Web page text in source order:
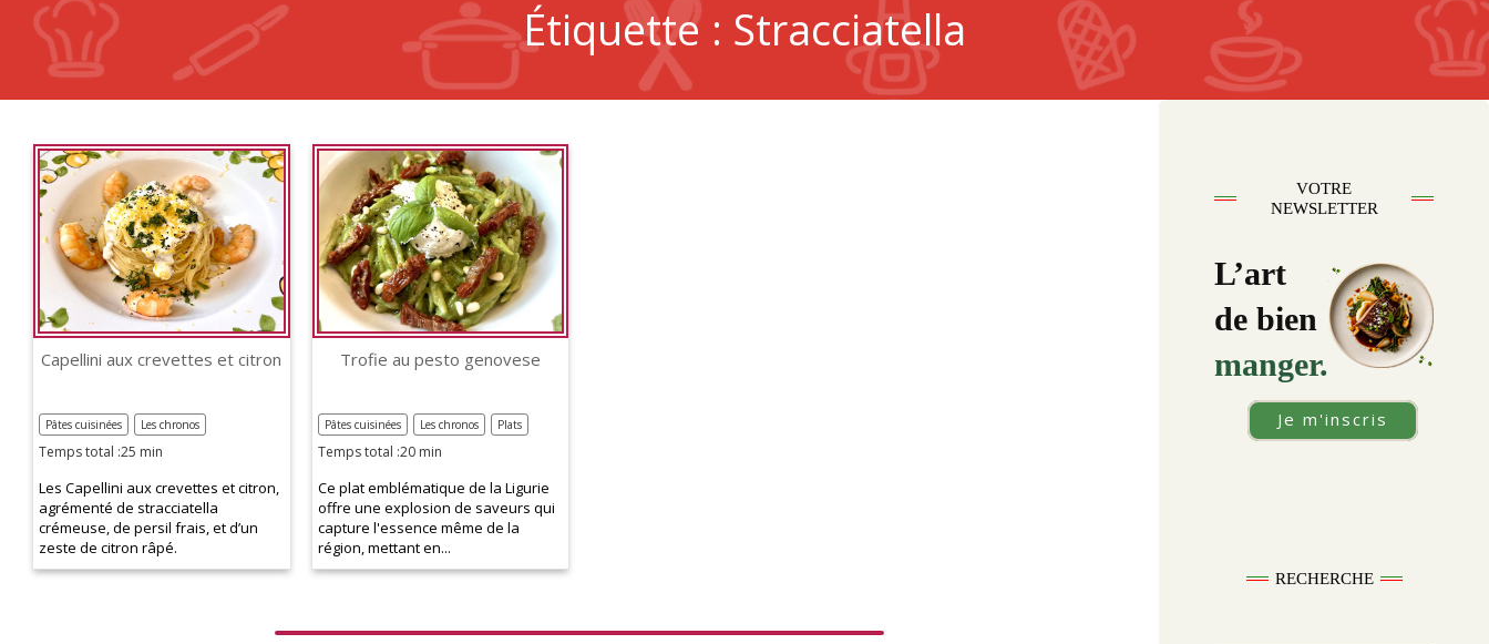
Étiquette : Stracciatella
Capellini aux crevettes et citron
Temps total :25 min
Pâtes cuisinées Les chronos
Les Capellini aux crevettes et citron,
agrémenté de stracciatella
crémeuse, de persil frais, et d’un
zeste de citron râpé.
Trofie au pesto genovese
Temps total :20 min
Pâtes cuisinées Les chronos Plats
Ce plat emblématique de la Ligurie
offre une explosion de saveurs qui
capture l'essence même de la
région, mettant en...
VOTRE
NEWSLETTER
L’art
de bien
manger.
Je m'inscris
RECHERCHE